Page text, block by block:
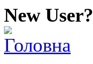
New User?